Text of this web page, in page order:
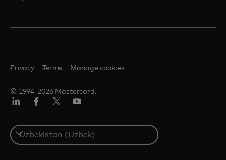
© 1994-2026 Mastercard.
Privacy Terms Manage cookies
Select
a
country